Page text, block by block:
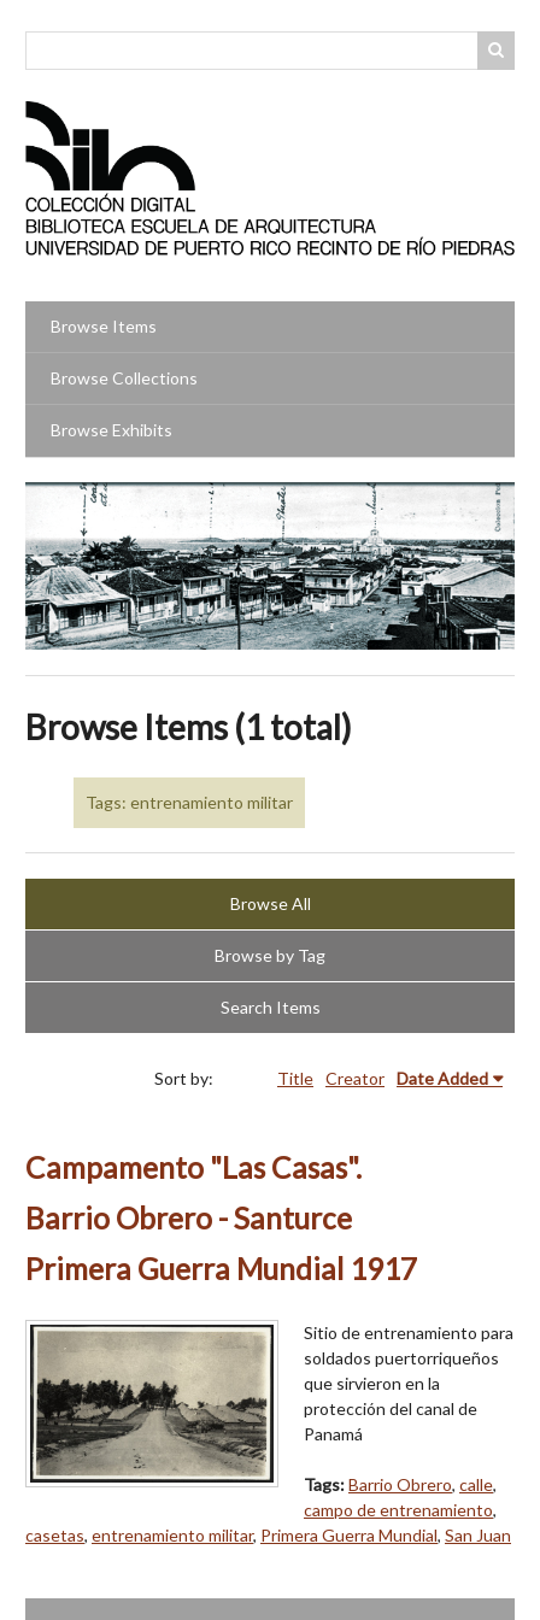
Browse Items
Browse Collections
Browse Exhibits
Browse Items (1 total)
Tags: entrenamiento militar
Browse All
Browse by Tag
Search Items
Sort by: Title Creator Date Added
Campamento "Las Casas".
Barrio Obrero - Santurce
Primera Guerra Mundial 1917
Sitio de entrenamiento para
soldados puertorriqueños
que sirvieron en la
protección del canal de
Panamá
Tags:Barrio Obrero, calle,
campo de entrenamiento,
casetas, entrenamiento militar, Primera Guerra Mundial, San Juan